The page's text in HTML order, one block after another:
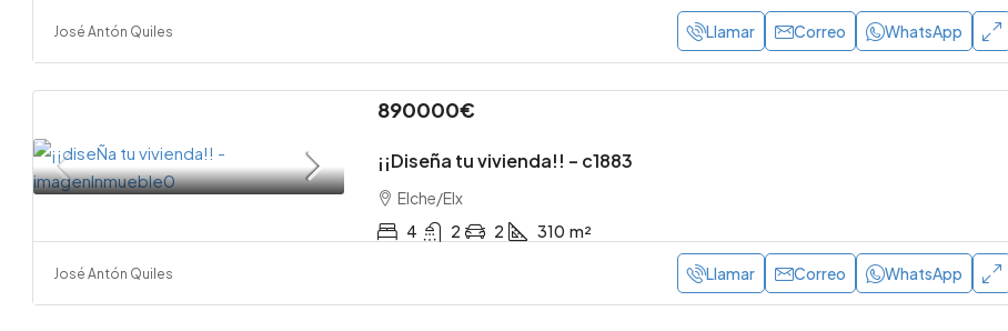
José Antón Quiles Llamar Correo WhatsApp
890000€
¡¡Diseña tu vivienda!! – c1883
Elche/Elx
4
2 2 310 m²
José Antón Quiles Llamar Correo WhatsApp